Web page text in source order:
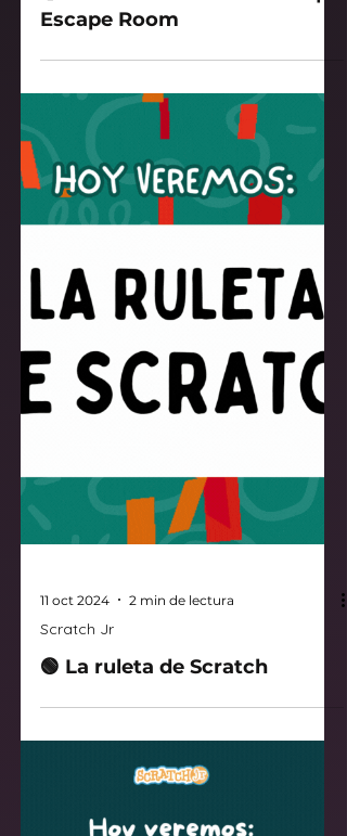
🔴 "La habitación de Eniac" |
Escape Room
Scratch Jr